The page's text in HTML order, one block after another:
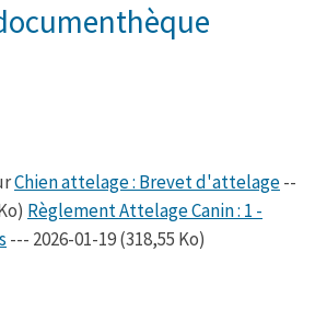
Chien attelage : Brevet d'attelage--
Règlement Attelage Canin : 1 -
--- 2026-01-19 (318,55 Ko)